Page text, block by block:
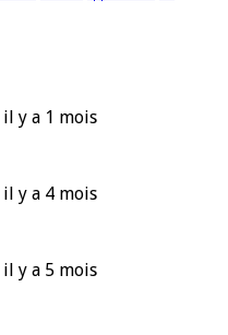
il y a 1 mois
il y a 4 mois
il y a 5 mois